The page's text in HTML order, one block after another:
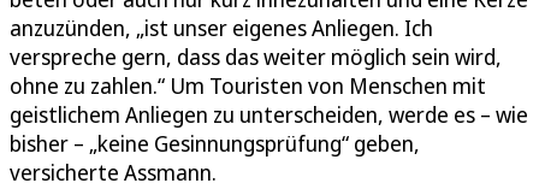
anzuzünden, „ist unser eigenes Anliegen. Ich
verspreche gern, dass das weiter möglich sein wird,
ohne zu zahlen.“ Um Touristen von Menschen mit
geistlichem Anliegen zu unterscheiden, werde es – wie
bisher – „keine Gesinnungsprüfung“ geben,
versicherte Assmann.